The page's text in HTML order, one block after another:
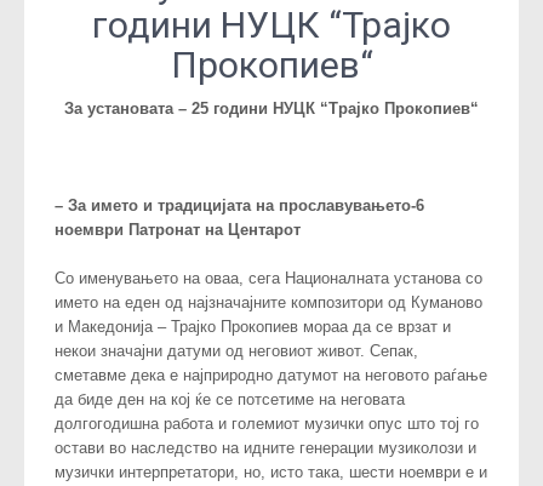
години НУЦК “Трајко
Прокопиев“
За установата – 25 години НУЦК “Трајко Прокопиев“
– За името и традицијата на прославувањето-6
ноември Патронат на Центарот
Со именувањето на оваа, сега Националната установа со
името на еден од најзначајните композитори од Куманово
и Македонија – Трајко Прокопиев мораа да се врзат и
некои значајни датуми од неговиот живот. Сепак,
сметавме дека е најприродно датумот на неговото раѓање
да биде ден на кој ќе се потсетиме на неговата
долгогодишна работа и големиот музички опус што тој го
остави во наследство на идните генерации музиколози и
музички интерпретатори, но, исто така, шести ноември е и